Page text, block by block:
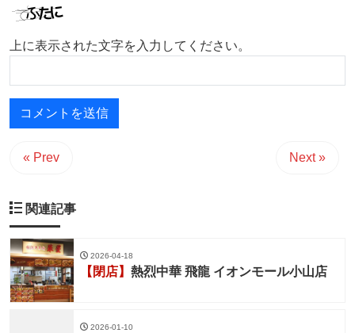
上に表示された文字を入力してください。
« Prev Next »
関連記事
2026-04-18
【閉店】 熱烈中華 飛龍 イオンモール小山店
2026-01-10